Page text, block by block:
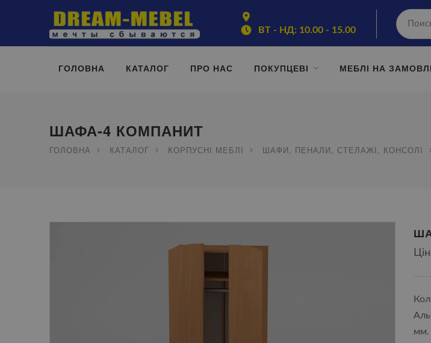
ВТ - НД: 10.00 - 15.00
ГОЛОВНА КАТАЛОГ ПРО НАС ПОКУПЦЕВІ МЕБЛІ НА
ШАФА-4 КОМПАНИТ
ГОЛОВНА КАТАЛОГ КОРПУСНІ МЕБЛІ ШАФИ, ПЕНАЛИ, СТЕЛАЖІ, КОНСОЛІ
мм.